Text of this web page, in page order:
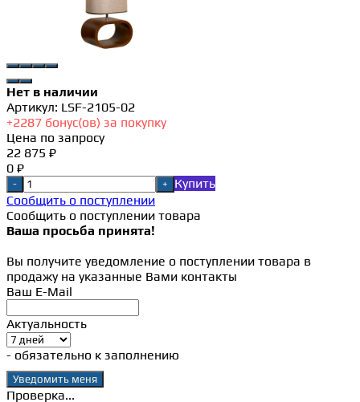
Нет в наличии
Артикул: LSF-2105-02
+2287 бонус(ов) за покупку
Цена по запросу
22 875 ₽
0 ₽
- +
Купить
Сообщить о поступлении
Сообщить о поступлении товара
Ваша просьба принята!
Вы получите уведомление о поступлении товара в
продажу на указанные Вами контакты
Ваш E-Mail
Актуальность
- обязательно к заполнению
Проверка...